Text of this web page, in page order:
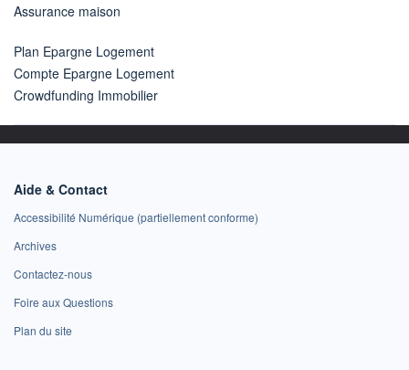
Assurance maison
Plan Epargne Logement
Compte Epargne Logement
Crowdfunding Immobilier
Aide & Contact
Accessibilité Numérique (partiellement conforme)
Archives
Contactez-nous
Foire aux Questions
Plan du site